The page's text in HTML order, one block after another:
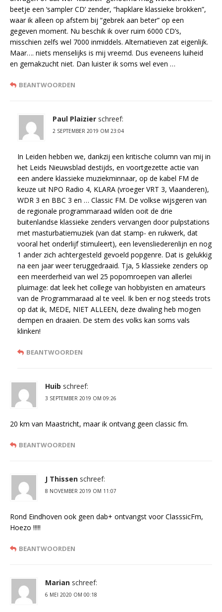
beetje een ‘sampler CD’ zender, “hapklare klassieke brokken”,
waar ik alleen op afstem bij “gebrek aan beter” op een
gegeven moment. Nu beschik ik over ruim 6000 CD’s,
misschien zelfs wel 7000 inmiddels. Alternatieven zat eigenlijk.
Maar…. niets menselijks is mij vreemd. Dus eveneens luiheid
en gemakzucht niet. Dan luister ik soms wel even …
BEANTWOORDEN
Paul Plaizier schreef:
2 SEPTEMBER 2019 OM 23:04
In Leiden hebben we, dankzij een kritische column van mij in
het Leids Nieuwsblad destijds, en voortgezette actie van
een andere klassieke muziekminnaar, op de kabel FM de
keuze uit NPO Radio 4, KLARA (vroeger VRT 3, Vlaanderen),
WDR 3 en BBC 3 en … Classic FM. De volkse wijsgeren van
de regionale programmaraad wilden ooit de drie
buitenlandse klassieke zenders vervangen door pulpstations
met masturbatiemuziek (van dat stamp- en rukwerk, dat
vooral het onderlijf stimuleert), een levensliederenlijn en nog
1 ander zich achtergesteld gevoeld popgenre. Dat is gelukkig
na een jaar weer teruggedraaid. Tja, 5 klassieke zenders op
een meerderheid van wel 25 popomroepen van allerlei
pluimage: dat leek het college van hobbyisten en amateurs
van de Programmaraad al te veel. Ik ben er nog steeds trots
op dat ik, MEDE, NIET ALLEEN, deze dwaling heb mogen
dempen en draaien. De stem des volks kan soms vals
klinken!
BEANTWOORDEN
Huib schreef:
3 SEPTEMBER 2019 OM 09:26
20 km van Maastricht, maar ik ontvang geen classic fm.
BEANTWOORDEN
J Thissen schreef:
8 NOVEMBER 2019 OM 11:07
Rond Eindhoven ook geen dab+ ontvangst voor ClasssicFm,
Hoezo !!!!!
BEANTWOORDEN
Marian schreef:
6 MEI 2020 OM 00:18